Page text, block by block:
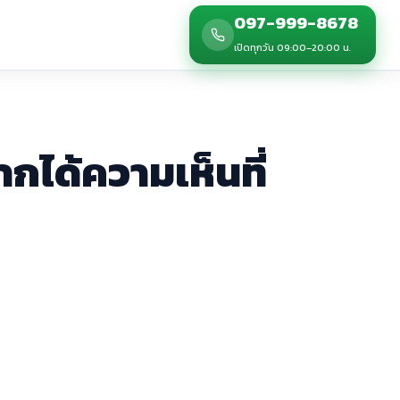
097-999-8678
เปิดทุกวัน 09:00–20:00 น.
ได้ความเห็นที่